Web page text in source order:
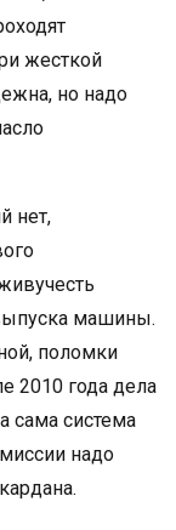
жесткой
но надо
нет,
машины.
поломки
2010 года дела
сама система
надо